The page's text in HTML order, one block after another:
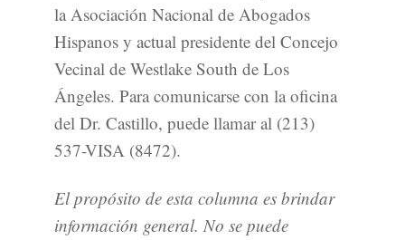
la Asociación Nacional de Abogados
Hispanos y actual presidente del Concejo
Vecinal de Westlake South de Los
Ángeles. Para comunicarse con la oficina
del Dr. Castillo, puede llamar al (213)
537-VISA (8472).
El propósito de esta columna es brindar
información general. No se puede